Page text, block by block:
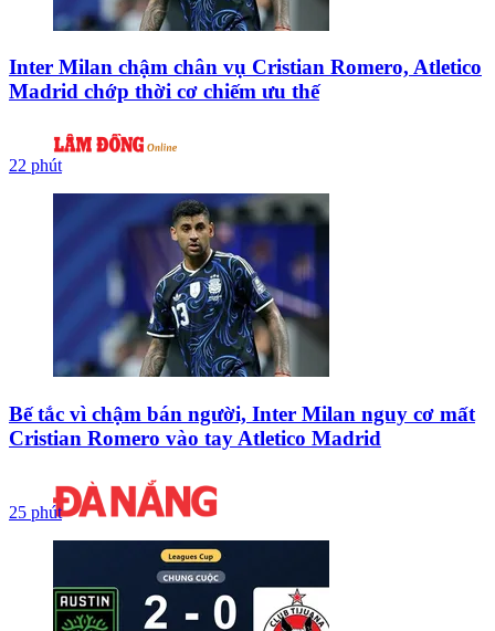
Inter Milan chậm chân vụ Cristian Romero, Atletico
Madrid chớp thời cơ chiếm ưu thế
22 phút
Bế tắc vì chậm bán người, Inter Milan nguy cơ mất
Cristian Romero vào tay Atletico Madrid
25 phút